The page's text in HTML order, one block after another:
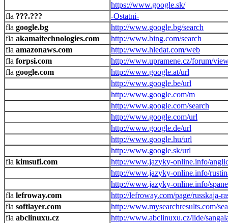
https://www.google.sk/
???.???
-Ostatni-
google.bg
http://www.google.bg/search
akamaitechnologies.com
http://www.bing.com/search
amazonaws.com
http://www.hledat.com/web
forpsi.com
http://www.upramene.cz/forum/
google.com
http://www.google.at/url
http://www.google.be/url
http://www.google.com/m
http://www.google.com/search
http://www.google.com/url
http://www.google.de/url
http://www.google.hu/url
http://www.google.sk/url
kimsufi.com
http://www.jazyky-online.info/
http://www.jazyky-online.info/
http://www.jazyky-online.info/
lefroway.com
http://lefroway.com/page/russkaja-
softlayer.com
http://www.mysearchresults.com/
abclinuxu.cz
http://www.abclinuxu.cz/lide/